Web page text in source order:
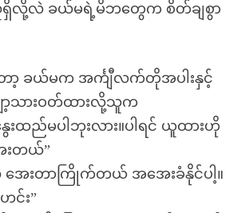
လို့လဲ ခယ်မရဲ့မိဘတွေက စိတ်ချစွာ
ော့ ခယ်မက အင်္ကျီလက်တိုအပါးနှင့်
ာ့သားဝတ်ထားလို့သူက
ထည်မပါဘုးလား။ပါရင် ယူထားဟို
းတယ်”
ေးတာကြိုက်တယ် အအေးခံနိုင်ပါ့။
င်း”